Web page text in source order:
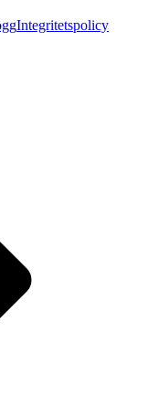
Integritetspolicy